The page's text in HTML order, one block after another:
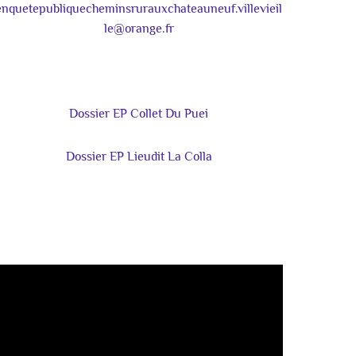
le@orange.fr
Dossier EP Collet Du Puei
Dossier EP Lieudit La Colla